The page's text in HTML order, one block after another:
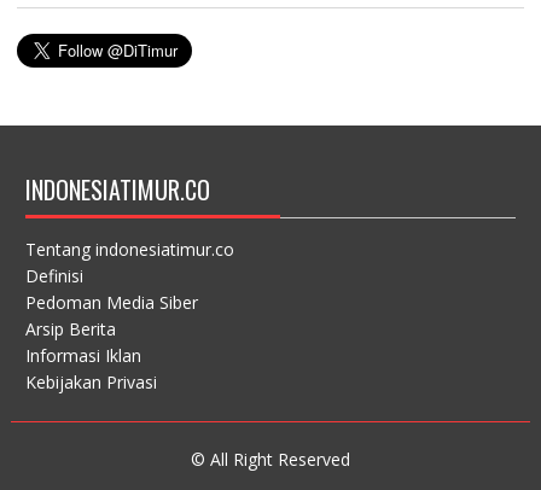
INDONESIATIMUR.CO
Tentang indonesiatimur.co
Definisi
Pedoman Media Siber
Arsip Berita
Informasi Iklan
Kebijakan Privasi
© All Right Reserved